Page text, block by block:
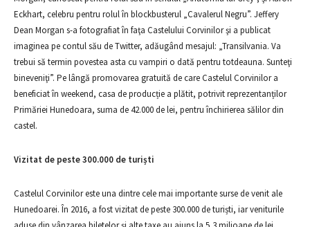
Eckhart, celebru pentru rolul în blockbusterul „Cavalerul Negru”. Jeffery
Dean Morgan s-a fotografiat în faţa Castelului Corvinilor şi a publicat
imaginea pe contul său de Twitter, adăugând mesajul: „Transilvania. Va
trebui să termin povestea asta cu vampiri o dată pentru totdeauna. Sunteţi
bineveniţi”. Pe lângă promovarea gratuită de care Castelul Corvinilor a
beneficiat în weekend, casa de producție a plătit, potrivit reprezentanților
Primăriei Hunedoara, suma de 42.000 de lei, pentru închirierea sălilor din
castel.
Vizitat de peste 300.000 de turiști
Castelul Corvinilor este una dintre cele mai importante surse de venit ale
Hunedoarei. În 2016, a fost vizitat de peste 300.000 de turiști, iar veniturile